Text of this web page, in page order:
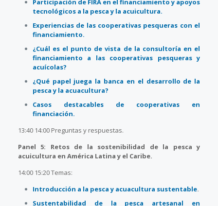
Participación de FIRA en el financiamiento y apoyos
tecnológicos a la pesca y la acuicultura.
Experiencias de las cooperativas pesqueras con el
financiamiento.
¿Cuál es el punto de vista de la consultoría en el
financiamiento a las cooperativas pesqueras y
acuícolas?
¿Qué papel juega la banca en el desarrollo de la
pesca y la acuacultura?
Casos destacables de cooperativas en
financiación.
13:40 14:00 Preguntas y respuestas.
Panel 5: Retos de la sostenibilidad de la pesca y
acuicultura en América Latina y el Caribe.
14:00 15:20 Temas:
Introducción a la pesca y acuacultura sustentable.
Sustentabilidad de la pesca artesanal en